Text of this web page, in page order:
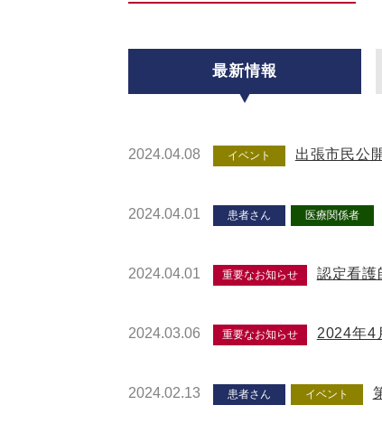
最新情報
2024.04.08 イベント 出張市民公
2024.04.01 患者さん 医療関係者
2024.04.01 重要なお知らせ 認定看護
2024.03.06 重要なお知らせ 2024年4
2024.02.13 患者さん イベント